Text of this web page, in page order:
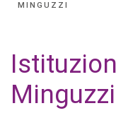
MINGUZZI
Minguzzi